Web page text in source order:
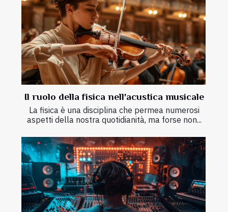
Il ruolo della fisica nell'acustica musicale
La fisica è una disciplina che permea numerosi
aspetti della nostra quotidianità, ma forse non...